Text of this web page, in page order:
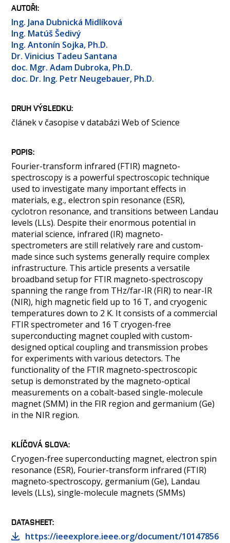
OSOBY
LABORATOŘE
MÉDIA
KONFERENCE A SOUTĚŽE
KONTAKT
AUTOŘI
Ing. Jana Dubnická Midlíková
Ing. Matúš Šedivý
Ing. Antonín Sojka, Ph.D.
Dr. Vinicius Tadeu Santana
doc. Mgr. Adam Dubroka, Ph.D.
doc. Dr. Ing. Petr Neugebauer, Ph.D.
DRUH VÝSLEDKU
článek v časopise v databázi Web of Science
POPIS
Fourier-transform infrared (FTIR) magneto-
spectroscopy is a powerful spectroscopic technique
used to investigate many important effects in
materials, e.g., electron spin resonance (ESR),
cyclotron resonance, and transitions between Landau
levels (LLs). Despite their enormous potential in
material science, infrared (IR) magneto-
spectrometers are still relatively rare and custom-
made since such systems generally require complex
infrastructure. This article presents a versatile
broadband setup for FTIR magneto-spectroscopy
spanning the range from THz/far-IR (FIR) to near-IR
(NIR), high magnetic field up to 16 T, and cryogenic
temperatures down to 2 K. It consists of a commercial
FTIR spectrometer and 16 T cryogen-free
superconducting magnet coupled with custom-
designed optical coupling and transmission probes
for experiments with various detectors. The
functionality of the FTIR magneto-spectroscopic
setup is demonstrated by the magneto-optical
measurements on a cobalt-based single-molecule
magnet (SMM) in the FIR region and germanium (Ge)
in the NIR region.
KLÍČOVÁ SLOVA
Cryogen-free superconducting magnet, electron spin
resonance (ESR), Fourier-transform infrared (FTIR)
magneto-spectroscopy, germanium (Ge), Landau
levels (LLs), single-molecule magnets (SMMs)
DATASHEET
https://ieeexplore.ieee.org/document/10147856